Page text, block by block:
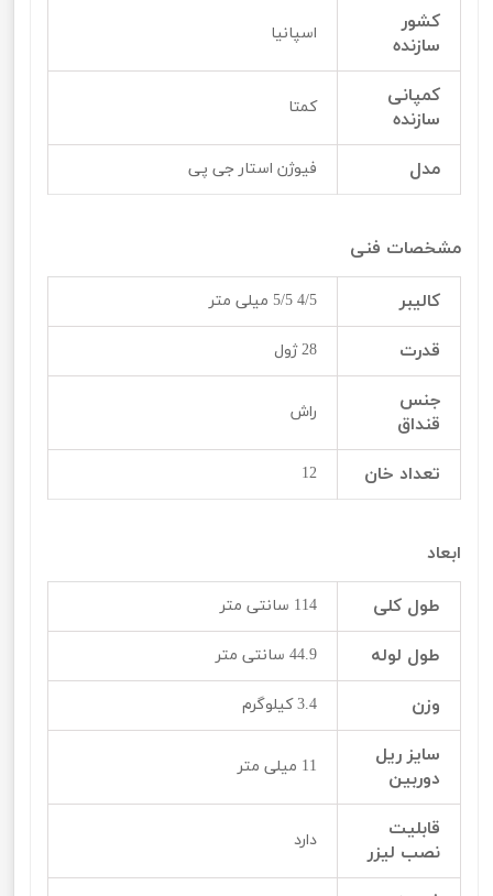
کشور
سازنده
اسپانیا
کمپانی
سازنده
کمتا
مدل فیوژن استار جی پی
مشخصات فنی
کالیبر 4/5 5/5 میلی متر
قدرت 28 ژول
جنس
قنداق
راش
تعداد خان 12
ابعاد
طول کلی 114 سانتی متر
طول لوله 44.9 سانتی متر
وزن 3.4 کیلوگرم
سایز ریل
دوربین
11 میلی متر
قابلیت
نصب لیزر
دارد